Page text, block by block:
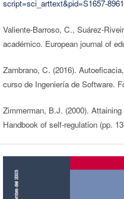
script=sci_arttext&pid=S1657-
Valiente-Barroso, C., Suárez-
académico. European journal of
Zambrano, C. (2016).
curso de Ingeniería de Software.
Zimmerman, B.J. (2000).
Handbook of self-regulation (pp.